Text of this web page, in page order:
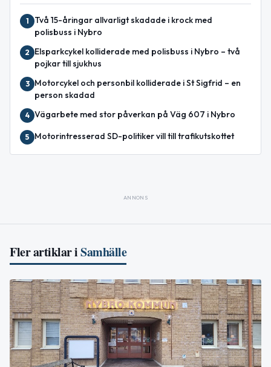
1
Två 15-åringar allvarligt skadade i krock med
polisbuss i Nybro
2
Elsparkcykel kolliderade med polisbuss i Nybro – två
pojkar till sjukhus
3
Motorcykel och personbil kolliderade i St Sigfrid – en
person skadad
4 Vägarbete med stor påverkan på Väg 607 i Nybro
5 Motorintresserad SD-politiker vill till trafikutskottet
ANNONS
Fler artiklar iSamhälle